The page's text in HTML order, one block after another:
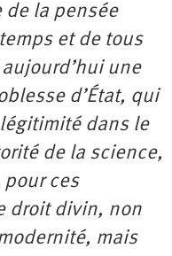
la pensée
et de tous
une
d’État, qui
dans le
de la science,
ces
droit divin, non
mais